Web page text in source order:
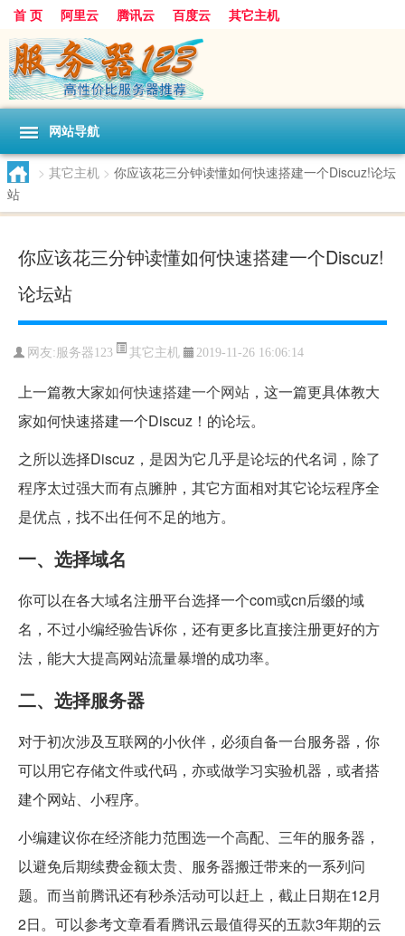
首 页 阿里云 腾讯云 百度云 其它主机
网站导航
> 其它主机 > 你应该花三分钟读懂如何快速搭建一个Discuz!论坛
站
你应该花三分钟读懂如何快速搭建一个Discuz!
论坛站
网友:服务器123 其它主机 2019-11-26 16:06:14
上一篇教大家如何快速搭建一个网站 ，这一篇更具体教大
家如何快速搭建一个Discuz！的论坛。
之所以选择Discuz，是因为它几乎是论坛的代名词，除了
程序太过强大而有点臃肿，其它方面相对其它论坛程序全
是优点，找不出任何不足的地方。
一、选择域名
你可以在各大域名注册平台选择一个com或cn后缀的域
名，不过小编经验告诉你，还有更多比直接注册更好的方
法，能大大提高网站流量暴增的成功率。
二、选择服务器
对于初次涉及互联网的小伙伴，必须自备一台服务器，你
可以用它存储文件或代码，亦或做学习实验机器，或者搭
建个网站、小程序。
小编建议你在经济能力范围选一个高配、三年的服务器，
以避免后期续费金额太贵、服务器搬迁带来的一系列问
题。而当前腾讯还有秒杀活动可以赶上，截止日期在12月
2日。可以参考文章看看腾讯云最值得买的五款3年期的云